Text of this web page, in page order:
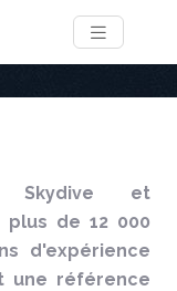
Skydive et
plus de 12 000
d'expérience
une référence